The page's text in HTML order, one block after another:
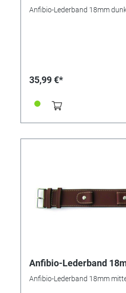
Anfibio-Lederband 18mm
35,99 €*
Anfibio-Lederband
Anfibio-Lederband 18mm